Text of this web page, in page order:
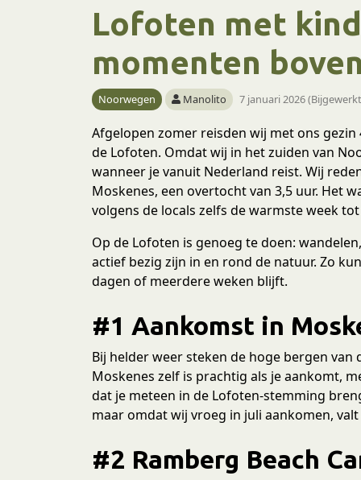
Lofoten met
momenten
Noorwegen Manolito 7 januari 2026
Afgelopen zomer reisden wij met ons
de Lofoten. Omdat wij in het zuiden van
wanneer je vanuit Nederland reist. Wij
Moskenes, een overtocht van 3,5 uur. Het
volgens de locals zelfs de warmste week
Op de Lofoten is genoeg te doen:
actief bezig zijn in en rond de natuur. Zo
dagen of meerdere weken blijft.
#1 Aankomst in
Bij helder weer steken de hoge bergen
Moskenes zelf is prachtig als je aankomt,
dat je meteen in de Lofoten-stemming
maar omdat wij vroeg in juli aankomen,
#2 Ramberg Beach